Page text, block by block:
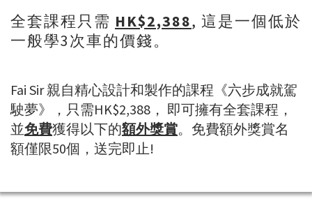
全套課程只需 HK$2,388, 這是一個低於
一般學3次車的價錢。
Fai Sir 親自精心設計和製作的課程《六步成就駕
駛夢》，只需HK$2,388， 即可擁有全套課程，
並免費獲得以下的額外獎賞。免費額外獎賞名
額僅限50個，送完即止!